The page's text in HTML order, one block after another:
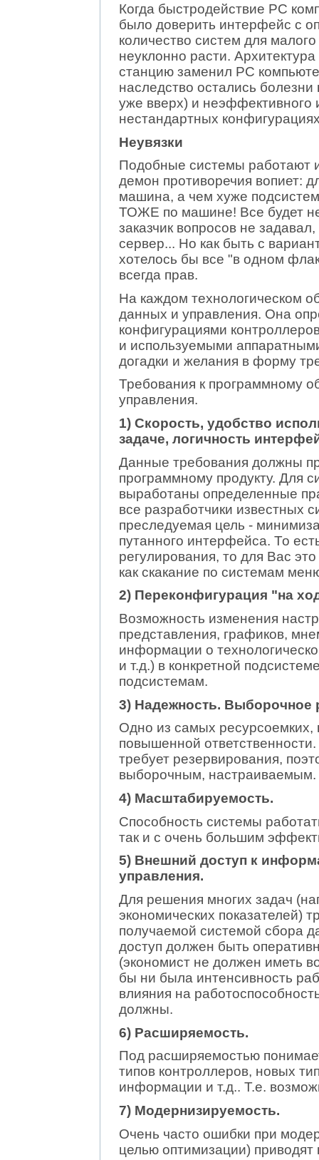
Когда быстродействие PC
было доверить интерфейс с
количество систем для
неуклонно расти.
станцию заменил PC
наследство остались
уже вверх) и неэффективного
нестандартных
Неувязки
Подобные системы работают
демон противоречия вопиет:
машина, а чем хуже
ТОЖЕ по машине! Все будет
заказчик вопросов не
сервер... Но как быть с
хотелось бы все "в одном
всегда прав.
На каждом технологическом
данных и управления. Она
конфигурациями
и используемыми
догадки и желания в форму
Требования к программному
управления.
1) Скорость, удобство
задаче, логичность
Данные требования должны
программному продукту. Для
выработаны определенные
все разработчики известных
преследуемая цель -
путанного интерфейса. То
регулирования, то для Вас
как скакание по системам
2) Переконфигурация "на
Возможность изменения
представления, графиков,
информации о
и т.д.) в конкретной
подсистемам.
3) Надежность. Выборочное
Одно из самых ресурсоемких,
повышенной
требует резервирования,
выборочным, настраиваемым.
4) Масштабируемость.
Способность системы
так и с очень большим
5) Внешний доступ к
управления.
Для решения многих задач
экономических показателей)
получаемой системой сбора
доступ должен быть
(экономист не должен иметь
бы ни была интенсивность
влияния на
должны.
6) Расширяемость.
Под расширяемостью
типов контроллеров, новых
информации и т.д.. Т.е.
7) Модернизируемость.
Очень часто ошибки при
целью оптимизации)